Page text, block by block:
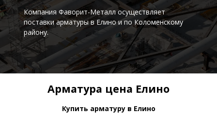
Компания Фаворит-Металл осуществляет
поставкиарматуры в Елино и по Коломенскому
району.
Арматура цена Елино
Купить арматуру в Елино